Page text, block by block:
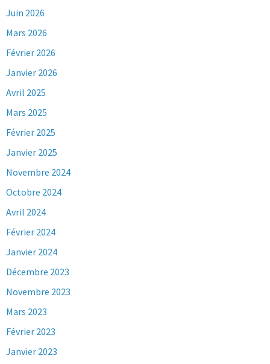
Juin 2026
Mars 2026
Février 2026
Janvier 2026
Avril 2025
Mars 2025
Février 2025
Janvier 2025
Novembre 2024
Octobre 2024
Avril 2024
Février 2024
Janvier 2024
Décembre 2023
Novembre 2023
Mars 2023
Février 2023
Janvier 2023